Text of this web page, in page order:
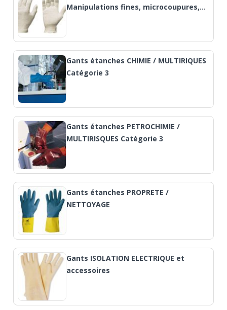
Manipulations fines, microcoupures,…
Gants étanches CHIMIE / MULTIRIQUES
Catégorie 3
Gants étanches PETROCHIMIE /
MULTIRISQUES Catégorie 3
Gants étanches PROPRETE /
NETTOYAGE
Gants ISOLATION ELECTRIQUE et
accessoires